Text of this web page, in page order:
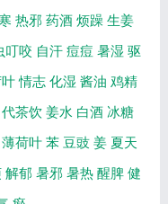
热邪 药酒 烦躁 生姜
叮咬 自汗 痘痘 暑湿 驱
情志 化湿 酱油 鸡精
代茶饮 姜水 白酒 冰糖
薄荷叶 苯 豆豉 姜 夏天
解郁 暑邪 暑热 醒脾 健